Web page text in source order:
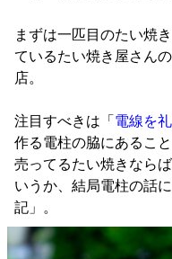
まずは一匹目のたい焼
ているたい焼き屋さん
店。
注目すべきは「 電線を
作る電柱の脇にあるこ
売ってるたい焼きなら
いうか、結局電柱の話
記」。